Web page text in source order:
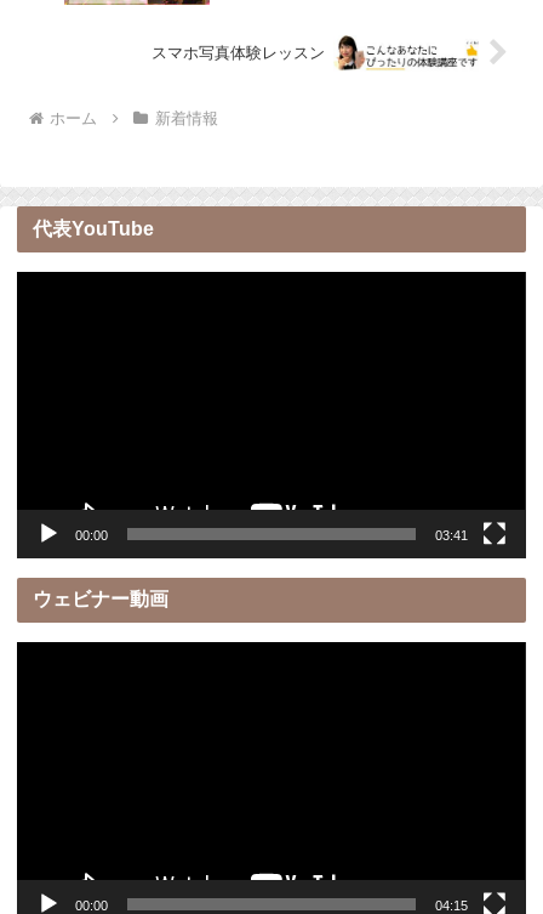
スマホ写真体験レッスン
ホーム 新着情報
代表YouTube
00:00 03:41
ウェビナー動画
00:00 04:15